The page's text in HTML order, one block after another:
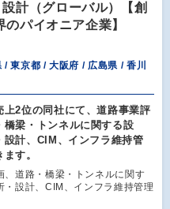
計（グローバル）【創
パイオニア企業】
/ 東京都 / 大阪府 / 広島県 / 香川
2位の同社にて、道路事業評
梁・トンネルに関する設
計、CIM、インフラ維持管
す。
、道路・橋梁・トンネルに関す
・設計、CIM、インフラ維持管理